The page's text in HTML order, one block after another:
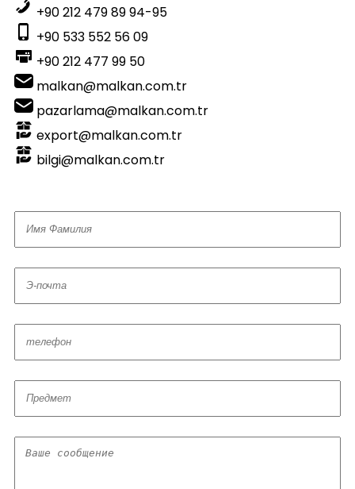
+90 212 479 89 94-95
+90 533 552 56 09
+90 212 477 99 50
malkan@malkan.com.tr
pazarlama@malkan.com.tr
export@malkan.com.tr
bilgi@malkan.com.tr